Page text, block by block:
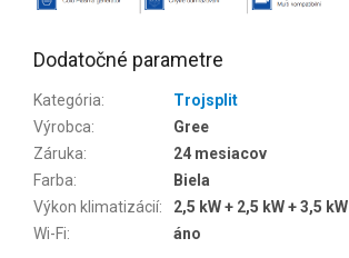
Dodatočné parametre
Kategória:
Trojsplit
Výrobca:
Gree
Záruka:
24 mesiacov
Farba:
Biela
Výkon klimatizácií:
2,5 kW + 2,5 kW + 3,5 kW
Wi-Fi: áno